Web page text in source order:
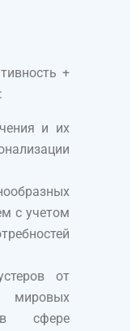
+
и их
с учетом
от
в сфере